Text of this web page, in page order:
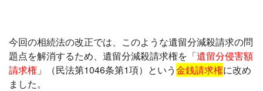
今回の相続法の改正では、このような遺留分減殺請求の問
題点を解消するため、遺留分減殺請求権を「遺留分侵害額
請求権 」（民法第1046条第1項）という金銭請求権に改め
ました。